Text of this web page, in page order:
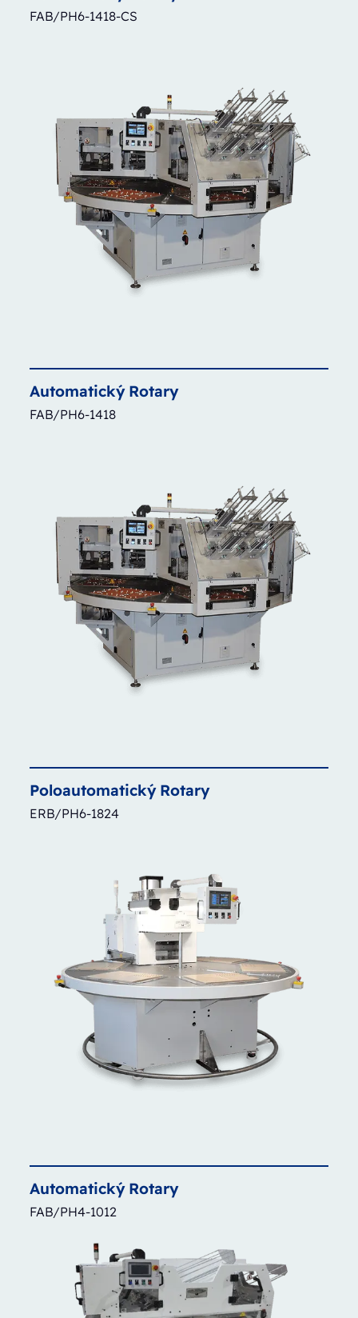
FAB/PH6-1418-CS
Automatický Rotary
FAB/PH6-1418
Poloautomatický Rotary
ERB/PH6-1824
Automatický Rotary
FAB/PH4-1012